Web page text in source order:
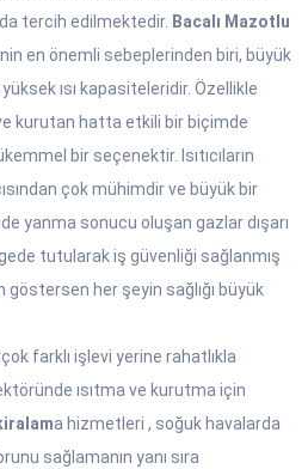
tercih edilmektedir. Bacalı Mazotlu
en önemli sebeplerinden biri, büyük
ısı kapasiteleridir. Özellikle
ve kurutan hatta etkili bir biçimde
bir seçenektir. Isıtıcıların
çok mühimdir ve büyük bir
yanma sonucu oluşan gazlar dışarı
tutularak iş güvenliği sağlanmış
her şeyin sağlığı büyük
farklı işlevi yerine rahatlıkla
ısıtma ve kurutma için
a hizmetleri , soğuk havalarda
sağlamanın yanı sıra